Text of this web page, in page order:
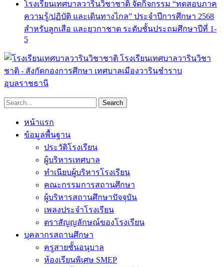
โรงเรียนเทศบาลวารินวิชาชาติ จัดกิจกรรม “ทดสอบภาค
ความรู้/ปฏิบัติ และเดินทางไกล” ประจำปีการศึกษา 2568
สำหรับลูกเสือ และยุวกาชาด ระดับชั้นประถมศึกษาปีที่ 1-
5
โรงเรียนเทศบาลวารินวิชา
ชาติ - สังกัดกองการศึกษา เทศบาลเมืองวารินชำราบ
อุบลราชธานี
หน้าแรก
ข้อมูลพื้นฐาน
ประวัติโรงเรียน
ผู้บริหารเทศบาล
ทำเนียบผู้บริหารโรงเรียน
คณะกรรมการสถานศึกษา
ผู้บริหารสถานศึกษาปัจจุบัน
เพลงประจำโรงเรียน
ตราสัญญลักษณ์ของโรงเรียน
บุคลากรสถานศึกษา
ครูสายชั้นอนุบาล
ห้องเรียนพิเศษ SMEP